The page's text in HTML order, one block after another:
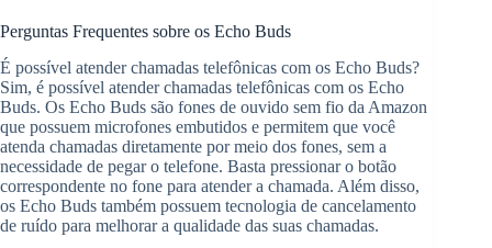
Perguntas Frequentes sobre os Echo Buds
É possível atender chamadas telefônicas com os Echo Buds?
Sim, é possível atender chamadas telefônicas com os Echo
Buds. Os Echo Buds são fones de ouvido sem fio da Amazon
que possuem microfones embutidos e permitem que você
atenda chamadas diretamente por meio dos fones, sem a
necessidade de pegar o telefone. Basta pressionar o botão
correspondente no fone para atender a chamada. Além disso,
os Echo Buds também possuem tecnologia de cancelamento
de ruído para melhorar a qualidade das suas chamadas.